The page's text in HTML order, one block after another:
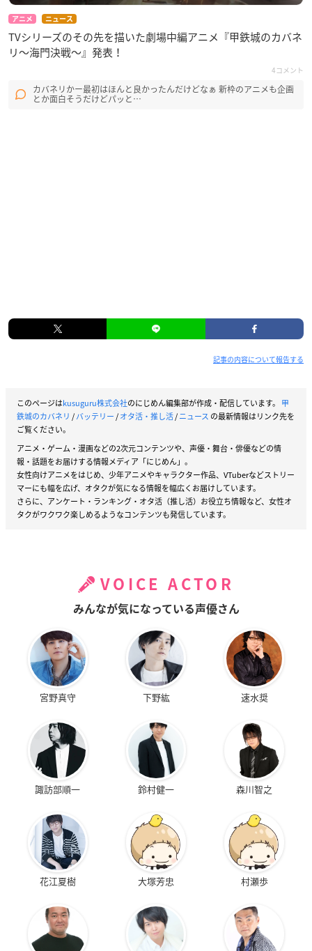
アニメ ニュース
TVシリーズのその先を描いた劇場中編アニメ『甲鉄城のカバネ
リ〜海門決戦〜』発表！
4コメント
カバネリかー最初はほんと良かったんだけどなぁ 新枠のアニメも企画
とか面白そうだけどパッと…
記事の内容について報告する
このページはkusuguru株式会社のにじめん編集部が作成・配信しています。 甲
鉄城のカバネリ /バッテリー/オタ活・推し活/ニュース の最新情報はリンク先を
ご覧ください。
アニメ・ゲーム・漫画などの2次元コンテンツや、声優・舞台・俳優などの情
報・話題をお届けする情報メディア「にじめん」。
女性向けアニメをはじめ、少年アニメやキャラクター作品、VTuberなどストリー
マーにも幅を広げ、オタクが気になる情報を幅広くお届けしています。
さらに、アンケート・ランキング・オタ活（推し活）お役立ち情報など、女性オ
タクがワクワク楽しめるようなコンテンツも発信しています。
VOICE ACTOR
みんなが気になっている声優さん
宮野真守 下野紘 速水奨
諏訪部順一 鈴村健一 森川智之
花江夏樹 大塚芳忠 村瀬歩